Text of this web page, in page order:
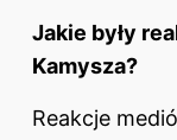
Jakie były
Kamysza?
Reakcje